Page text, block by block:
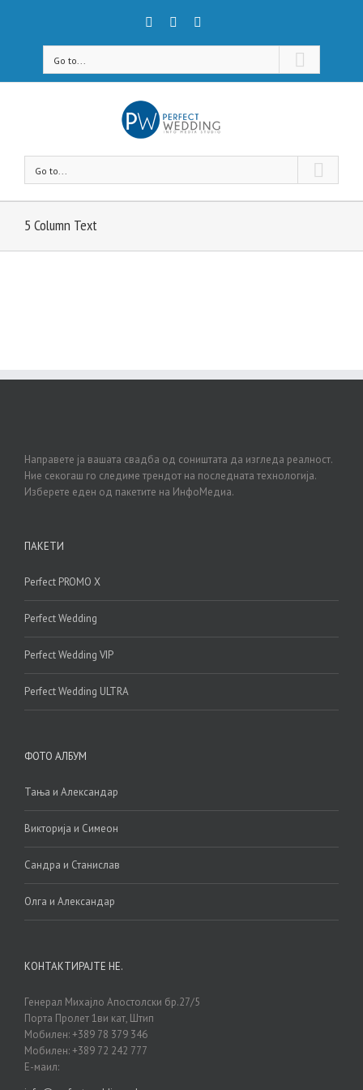
Go to...
Go to...
5 Column Text
Направете ја вашата свадба од соништата да изгледа реалност.
Ние секогаш го следиме трендот на последната технологија.
Изберете еден од пакетите на ИнфоМедиа.
ПАКЕТИ
Perfect PROMO X
Perfect Wedding
Perfect Wedding VIP
Perfect Wedding ULTRA
ФОТО АЛБУМ
Тања и Александар
Викторија и Симеон
Сандра и Станислав
Олга и Александар
КОНТАКТИРАЈТЕ НЕ.
Генерал Михајло Апостолски бр.27/5
Порта Пролет 1ви кат, Штип
Мобилен: +389 78 379 346
Мобилен: +389 72 242 777
Е-маил: